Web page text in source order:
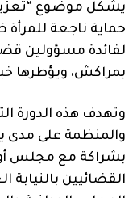
آراء
يشكل موضوع “تعزيز
حماية ناجعة
لفائدة مسؤولين
بمراكش، ويؤطرها
وتهدف هذه الدورة
والمنظمة على مدى
بشراكة مع مجلس
القضائيين